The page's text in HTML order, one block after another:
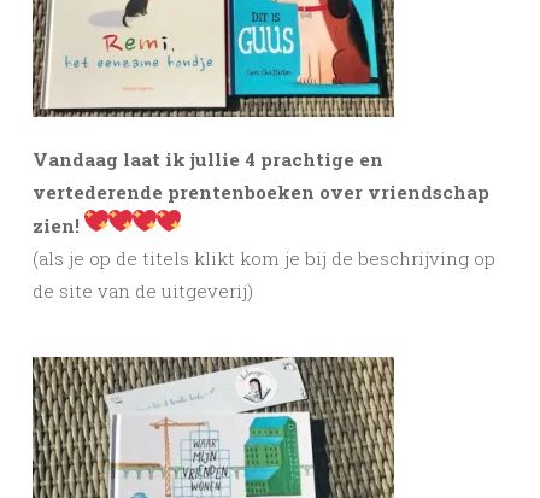
Vandaag laat ik jullie 4 prachtige en
vertederende prentenboeken over vriendschap
zien!
(als je op de titels klikt kom je bij de beschrijving op
de site van de uitgeverij)